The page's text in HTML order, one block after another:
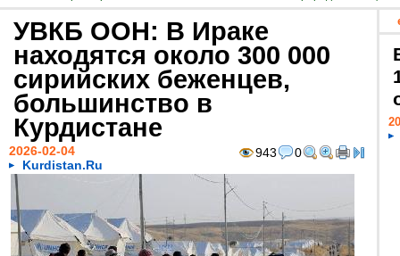
УВКБ ООН: В Ираке
находятся около 300 000
сирийских беженцев,
большинство в
Курдистане
943 0
2026-02-04
Kurdistan.Ru